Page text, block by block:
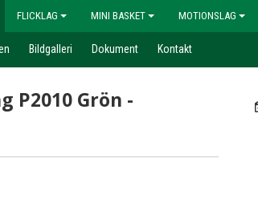
FLICKLAG MINI BASKET MOTIONSLAG
Bildgalleri Dokument Kontakt
P2010 Grön -